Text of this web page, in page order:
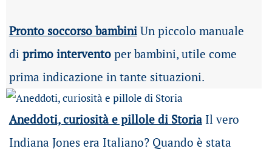
Pronto soccorso bambiniUn piccolo manuale
di primo interventoper bambini, utile come
prima indicazione in tante situazioni.
Aneddoti, curiosità e pillole di Storia Il vero
Indiana Jones era Italiano? Quando è stata